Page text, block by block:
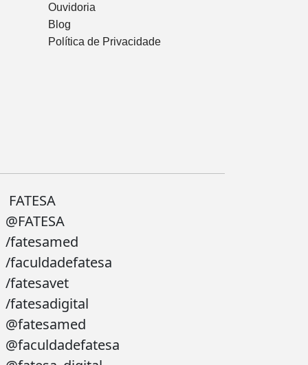
Ouvidoria
Blog
Política de Privacidade
FATESA
@FATESA
/fatesamed
/faculdadefatesa
/fatesavet
/fatesadigital
@fatesamed
@faculdadefatesa